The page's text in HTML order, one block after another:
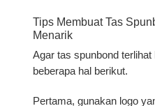
Tips Membuat Tas
Menarik
Agar tas spunbond
beberapa hal berikut.
Pertama, gunakan logo